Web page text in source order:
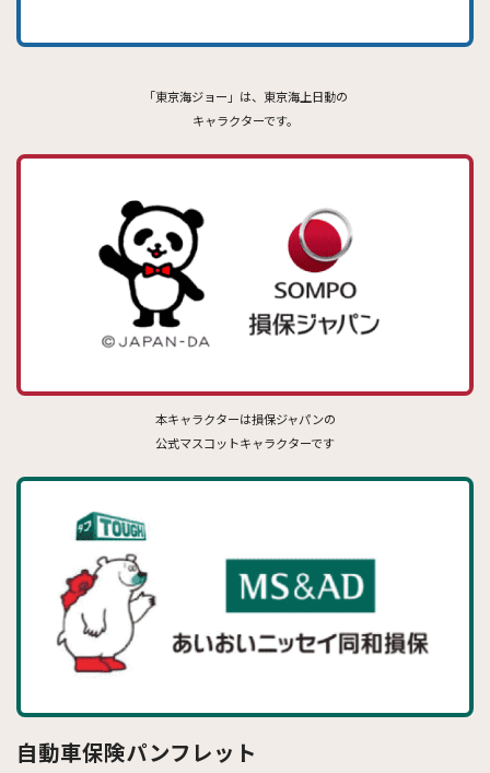
「東京海ジョー」は、東京海上日動の
キャラクターです。
本キャラクターは損保ジャパンの
公式マスコットキャラクターです
自動車保険パンフレット